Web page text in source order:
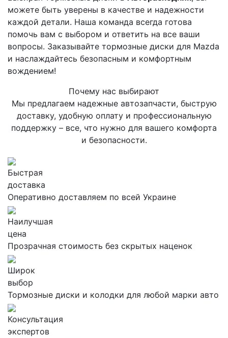
можете быть уверены в качестве и надежности
каждой детали. Наша команда всегда готова
помочь вам с выбором и ответить на все ваши
вопросы. Заказывайте тормозные диски для Mazda
и наслаждайтесь безопасным и комфортным
вождением!
Почему нас выбирают
Мы предлагаем надежные автозапчасти, быструю
доставку, удобную оплату и профессиональную
поддержку – все, что нужно для вашего комфорта
и безопасности.
Быстрая
доставка
Оперативно доставляем по всей Украине
Наилучшая
цена
Прозрачная стоимость без скрытых наценок
Широк
выбор
Тормозные диски и колодки для любой марки авто
Консультация
экспертов